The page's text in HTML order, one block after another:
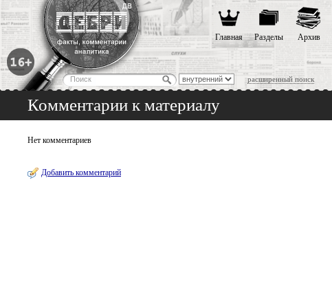
расширенный поиск
Главная Разделы Архив
Комментарии к материалу
Нет комментариев
Добавить комментарий